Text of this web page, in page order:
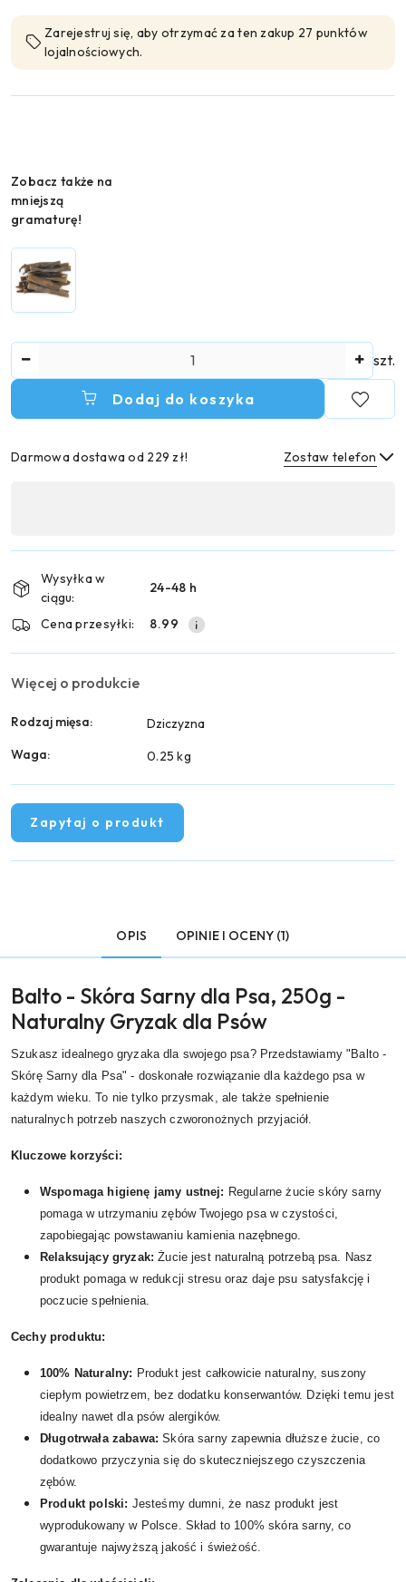
Zarejestruj się, aby otrzymać za ten zakup 27 punktów
lojalnościowych.
Wariant
Zobacz także na
mniejszą
gramaturę!
szt.
Dodaj do koszyka
Darmowa dostawa od 229 zł! Zostaw telefon
dostawa
Wysyłka w
ciągu:
24-48 h
Cena przesyłki: 8.99
Więcej o produkcie
Rodzaj mięsa:
Dziczyzna
Waga:
0.25 kg
Zapytaj o produkt
OPIS OPINIE I OCENY (1)
Balto - Skóra Sarny dla Psa, 250g -
Naturalny Gryzak dla Psów
Szukasz idealnego gryzaka dla swojego psa? Przedstawiamy "Balto -
Skórę Sarny dla Psa" - doskonałe rozwiązanie dla każdego psa w
każdym wieku. To nie tylko przysmak, ale także spełnienie
naturalnych potrzeb naszych czworonożnych przyjaciół.
Kluczowe korzyści:
Wspomaga higienę jamy ustnej: Regularne żucie skóry sarny
pomaga w utrzymaniu zębów Twojego psa w czystości,
zapobiegając powstawaniu kamienia nazębnego.
Relaksujący gryzak: Żucie jest naturalną potrzebą psa. Nasz
produkt pomaga w redukcji stresu oraz daje psu satysfakcję i
poczucie spełnienia.
Cechy produktu:
100% Naturalny: Produkt jest całkowicie naturalny, suszony
ciepłym powietrzem, bez dodatku konserwantów. Dzięki temu jest
idealny nawet dla psów alergików.
Długotrwała zabawa: Skóra sarny zapewnia dłuższe żucie, co
dodatkowo przyczynia się do skuteczniejszego czyszczenia
zębów.
Produkt polski: Jesteśmy dumni, że nasz produkt jest
wyprodukowany w Polsce. Skład to 100% skóra sarny, co
gwarantuje najwyższą jakość i świeżość.